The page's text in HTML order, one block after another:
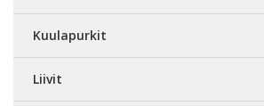
Kuulapurkit
Liivit